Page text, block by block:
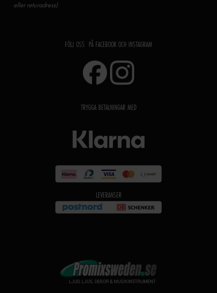
eller returadress)
FÖLJ OSS PÅ FACEBOOK OCH INSTAGRAM
TRYGGA BETALNINGAR MED
LEVERANSER